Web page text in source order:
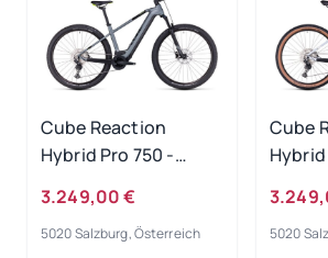
Cube Reaction
Hybrid Pro 750 -
Rahmengröße: S
3.249,00 €
5020 Salzburg, Österreich
Cube
Hybrid
5020